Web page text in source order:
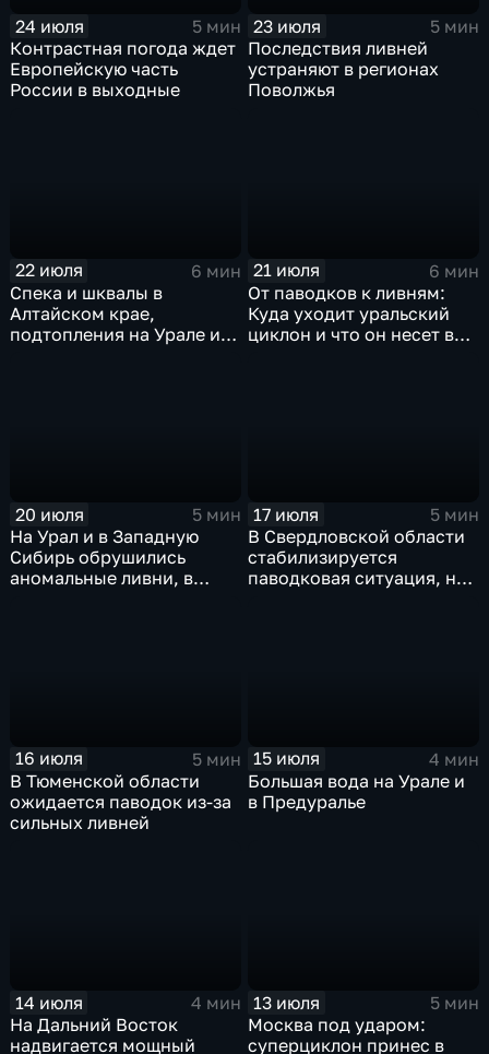
24 июля
5 мин
Контрастная погода ждет
Европейскую часть
России в выходные
23 июля
5 мин
Последствия ливней
устраняют в регионах
Поволжья
22 июля
6 мин
Спека и шквалы в
Алтайском крае,
подтопления на Урале и
21 июля
6 мин
От паводков к ливням:
Куда уходит уральский
циклон и что он несет в
20 июля
5 мин
На Урал и в Западную
Сибирь обрушились
аномальные ливни, в
17 июля
5 мин
В Свердловской области
стабилизируется
паводковая ситуация, но
16 июля
5 мин
В Тюменской области
ожидается паводок из-за
сильных ливней
15 июля
4 мин
Большая вода на Урале и
в Предуралье
14 июля
4 мин
На Дальний Восток
надвигается мощный
13 июля
5 мин
Москва под ударом:
суперциклон принес в